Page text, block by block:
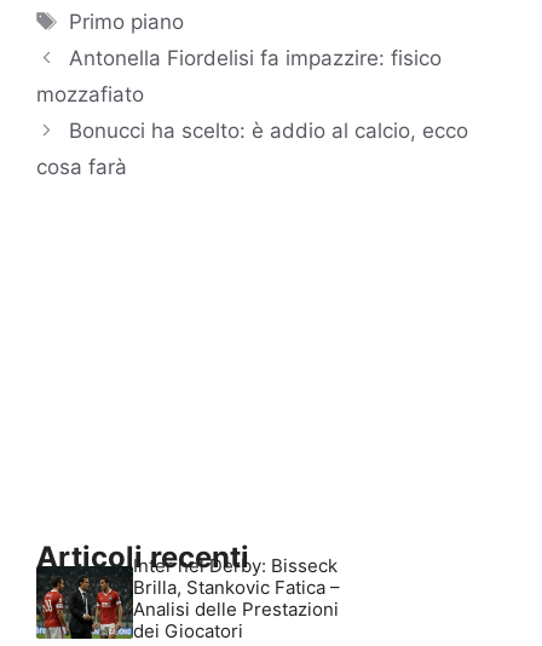
Tag
Primo piano
Antonella Fiordelisi fa impazzire: fisico
mozzafiato
Bonucci ha scelto: è addio al calcio, ecco
cosa farà
Articoli recenti
Inter nel Derby: Bisseck
Brilla, Stankovic Fatica –
Analisi delle Prestazioni
dei Giocatori